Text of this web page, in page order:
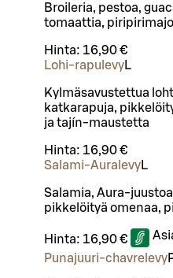
Broileria, pestoa,
tomaattia,
Hinta: 16,90 €
Lohi-rapulevyL
Kylmäsavustettua
katkarapuja,
ja tajín-maustetta
Hinta: 16,90 €
Salami-AuralevyL
Salamia, Aura-
pikkelöityä omenaa,
Hinta: 16,90 €
Punajuuri-chavrelevy